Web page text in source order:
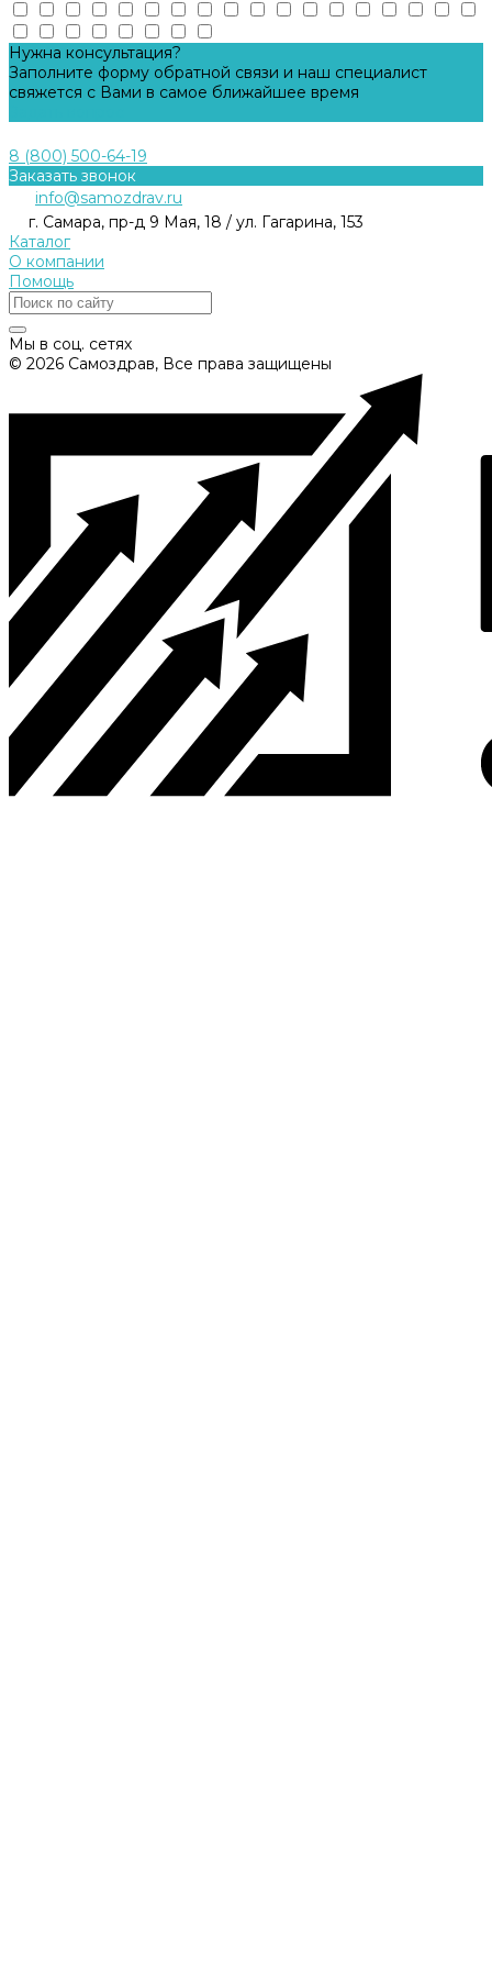
Нужна консультация?
Заполните форму обратной связи и наш специалист
свяжется с Вами в самое ближайшее время
8 (800) 500-64-19
Заказать звонок
info@samozdrav.ru
г. Самара, пр-д 9 Мая, 18 / ул. Гагарина, 153
Каталог
О компании
Помощь
Мы в соц. сетях
© 2026 Самоздрав, Все права защищены